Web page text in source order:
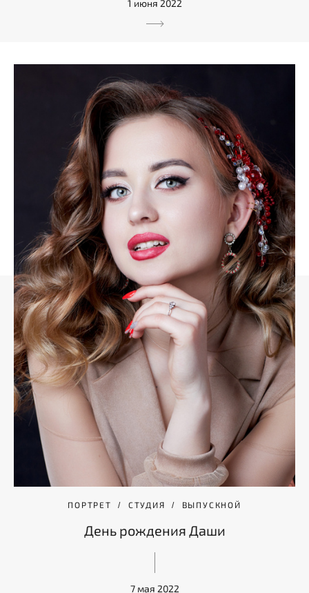
1 июня 2022
ПОРТРЕТ СТУДИЯ ВЫПУСКНОЙ
День рождения Даши
7 мая 2022